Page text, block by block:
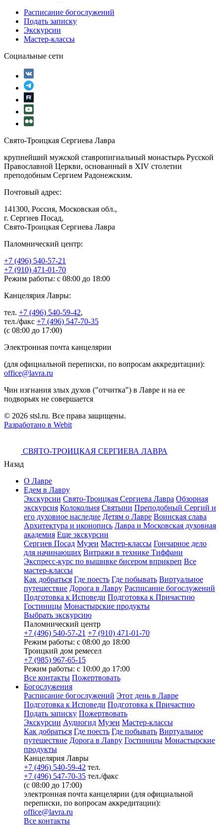
Расписание богослужений
Подать записку
Экскурсии
Мастер-классы
Социальные сети
Свято-Троицкая Сергиева Лавра
крупнейший мужской ставропигиальный монастырь Русской
Православной Церкви, основанный в XIV столетии
преподобным Сергием Радонежским.
Почтовый адрес:
141300, Россия, Московская обл.,
г. Сергиев Посад,
Свято-Троицкая Сергиева Лавра
Паломнический центр:
+7 (496) 540-57-21
+7 (910) 471-01-70
Режим работы: с 08:00 до 18:00
Канцелярия Лавры:
тел. +7 (496) 540-59-42,
тел./факс +7 (496) 547-70-35
(с 08:00 до 17:00)
Электронная почта канцелярии
(для официальной переписки, по вопросам аккредитации):
office@lavra.ru
Чин изгнания злых духов ("отчитка") в Лавре и на ее
подворьях не совершается
© 2026 stsl.ru. Все права защищены.
Разработано в Webit
СВЯТО-ТРОИЦКАЯ СЕРГИЕВА ЛАВРА
Назад
О Лавре
Едем в Лавру
Экскурсии Свято-Троицкая Сергиева Лавра Обзорная
экскурсия Колокольня Святыни Преподобный Сергий и
его духовное наследие Детям о Лавре Воинская слава
Архитектура и иконопись Лавра и Московская духовная
академия Еще экскурсии
Сергиев Посад Музеи Мастер-классы Гончарное дело
для начинающих Витражи в технике Тиффани
Экспресс-курс по вышивке бисером вприкреп Все
мастер-классы
Как добраться Где поесть Где побывать Виртуальное
путешествие Дорога в Лавру Расписание богослужений
Подготовка к Исповеди Подготовка к Причастию
Гостиницы Монастырские продукты
Выбрать экскурсию
Паломнический центр
+7 (496) 540-57-21 +7 (910) 471-01-70
Режим работы: с 08:00 до 18:00
Троицкий дом ремесел
+7 (985) 967-65-15
Режим работы: с 10:00 до 17:00
Все контакты Пожертвовать
Богослужения
Расписание богослужений Этот день в Лавре
Подготовка к Исповеди Подготовка к Причастию
Подать записку Пожертвовать
Экскурсии Аудиогид Музеи Мастер-классы
Как добраться Где поесть Где побывать Виртуальное
путешествие Дорога в Лавру Гостиницы Монастырские
продукты
Канцелярия Лавры
+7 (496) 540-59-42 тел.
+7 (496) 547-70-35 тел./факс
(с 08:00 до 17:00)
электронная почта канцелярии (для официальной
переписки, по вопросам аккредитации):
office@lavra.ru
Все контакты